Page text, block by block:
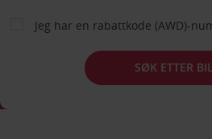
Jeg har en rabattkode (AWD)-
SØK ETTER